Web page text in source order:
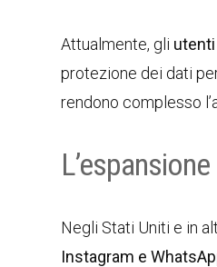
Attualmente, gli utenti
protezione dei dati
rendono complesso
Negli Stati Uniti e in
Instagram e